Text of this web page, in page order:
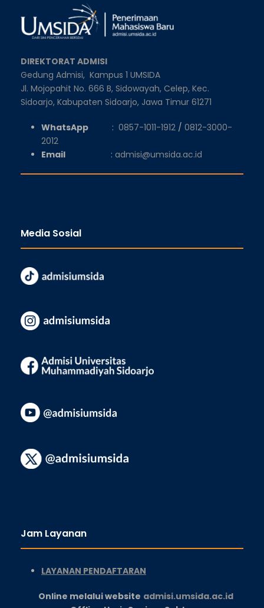
DIREKTORAT ADMISI
Gedung Admisi, Kampus 1 UMSIDA
Jl. Mojopahit No. 666 B, Sidowayah, Celep, Kec.
Sidoarjo, Kabupaten Sidoarjo, Jawa Timur 61271
WhatsApp : 0857-1011-1912 / 0812-3000-
2012
Email
: admisi@umsida.ac.id
Media Sosial
Jam Layanan
LAYANAN PENDAFTARAN
Online melalui website admisi.umsida.ac.id